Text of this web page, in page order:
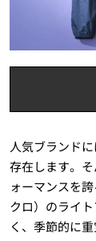
人気ブランド
存在します。
ォーマンスを
クロ）のライ
く、季節的に